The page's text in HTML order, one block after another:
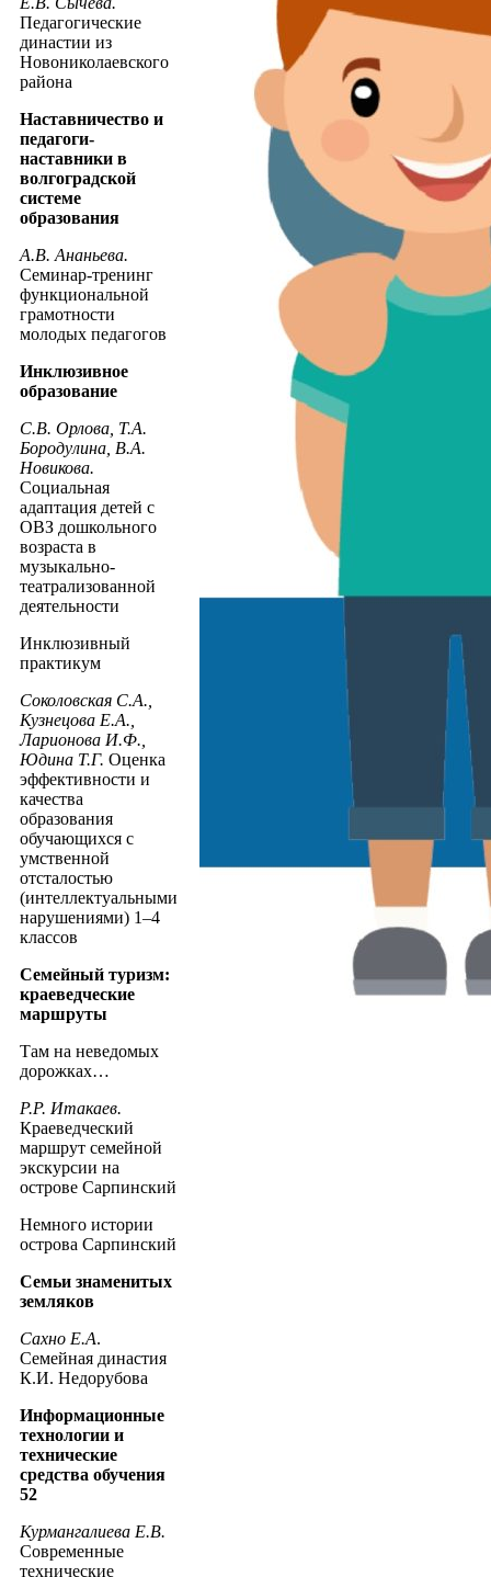
Педагогические
династии из
Новониколаевского
района
Наставничество и
педагоги-
наставники в
волгоградской
системе
образования
А.В. Ананьева.
Семинар-тренинг
функциональной
грамотности
молодых педагогов
Инклюзивное
образование
С.В. Орлова, Т.А.
Бородулина, В.А.
Новикова.
Социальная
адаптация детей с
ОВЗ дошкольного
возраста в
музыкально-
театрализованной
деятельности
Инклюзивный
практикум
Соколовская С.А.,
Кузнецова Е.А.,
Ларионова И.Ф.,
Юдина Т.Г. Оценка
эффективности и
качества
образования
обучающихся с
умственной
отсталостью
(интеллектуальными
нарушениями) 1–4
классов
Семейный туризм:
краеведческие
маршруты
Там на неведомых
дорожках…
Р.Р. Итакаев.
Краеведческий
маршрут семейной
экскурсии на
острове Сарпинский
Немного истории
острова Сарпинский
Семьи знаменитых
земляков
Сахно Е.А.
Семейная династия
К.И. Недорубова
Информационные
технологии и
технические
средства обучения
52
Курмангалиева Е.В.
Современные
технические